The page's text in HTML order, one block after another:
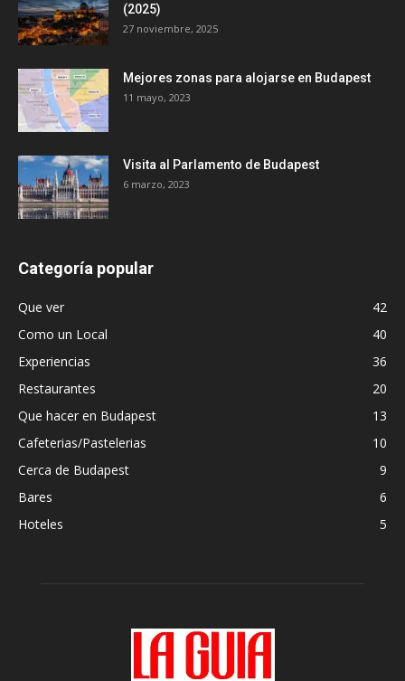
(2025)
27 noviembre, 2025
Mejores zonas para alojarse en Budapest
11 mayo, 2023
Visita al Parlamento de Budapest
6 marzo, 2023
Categoría popular
Que ver
42
Como un Local
40
Experiencias
36
Restaurantes
20
Que hacer en Budapest
13
Cafeterias/Pastelerias
10
Cerca de Budapest
9
Bares
6
Hoteles
5